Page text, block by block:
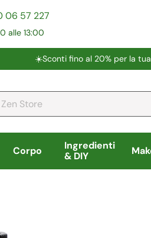
06 57 227
alle 13:00
☀️​Sconti fino al 20% per la
Corpo
Ingredienti
& DIY